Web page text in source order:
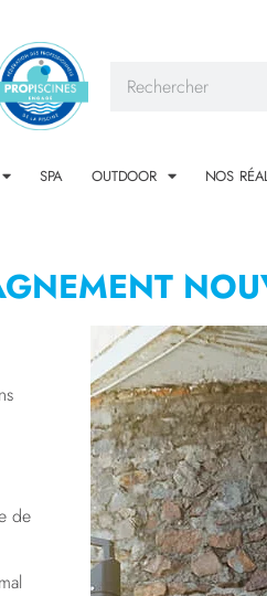
SPA OUTDOOR NOS
de